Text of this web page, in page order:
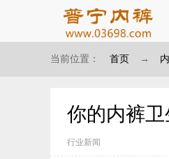
当前位置： 首页 →
你的内裤
行业新闻